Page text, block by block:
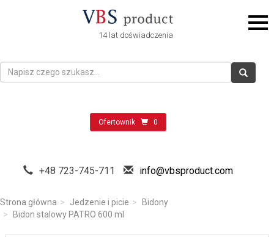
14 lat doświadczenia
Ofertownik 0
+48 723-745-711 info@vbsproduct.com
Strona główna Jedzenie i picie
Bidony
Bidon stalowy PATRO 600 ml